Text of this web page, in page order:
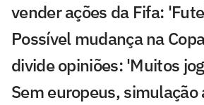
vender ações da Fifa:
Possível mudança na
divide opiniões: 'Muitos
Sem europeus,